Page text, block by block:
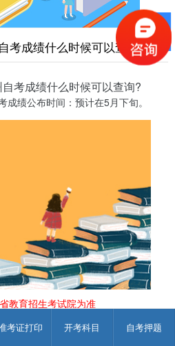
考证打印 开考科目 自考押题
考成绩什么时候可以查询?
考成绩什么时候可以查询?
绩公布时间：预计在5月下旬。
教育招生考试院为准
05-15 15:57:00